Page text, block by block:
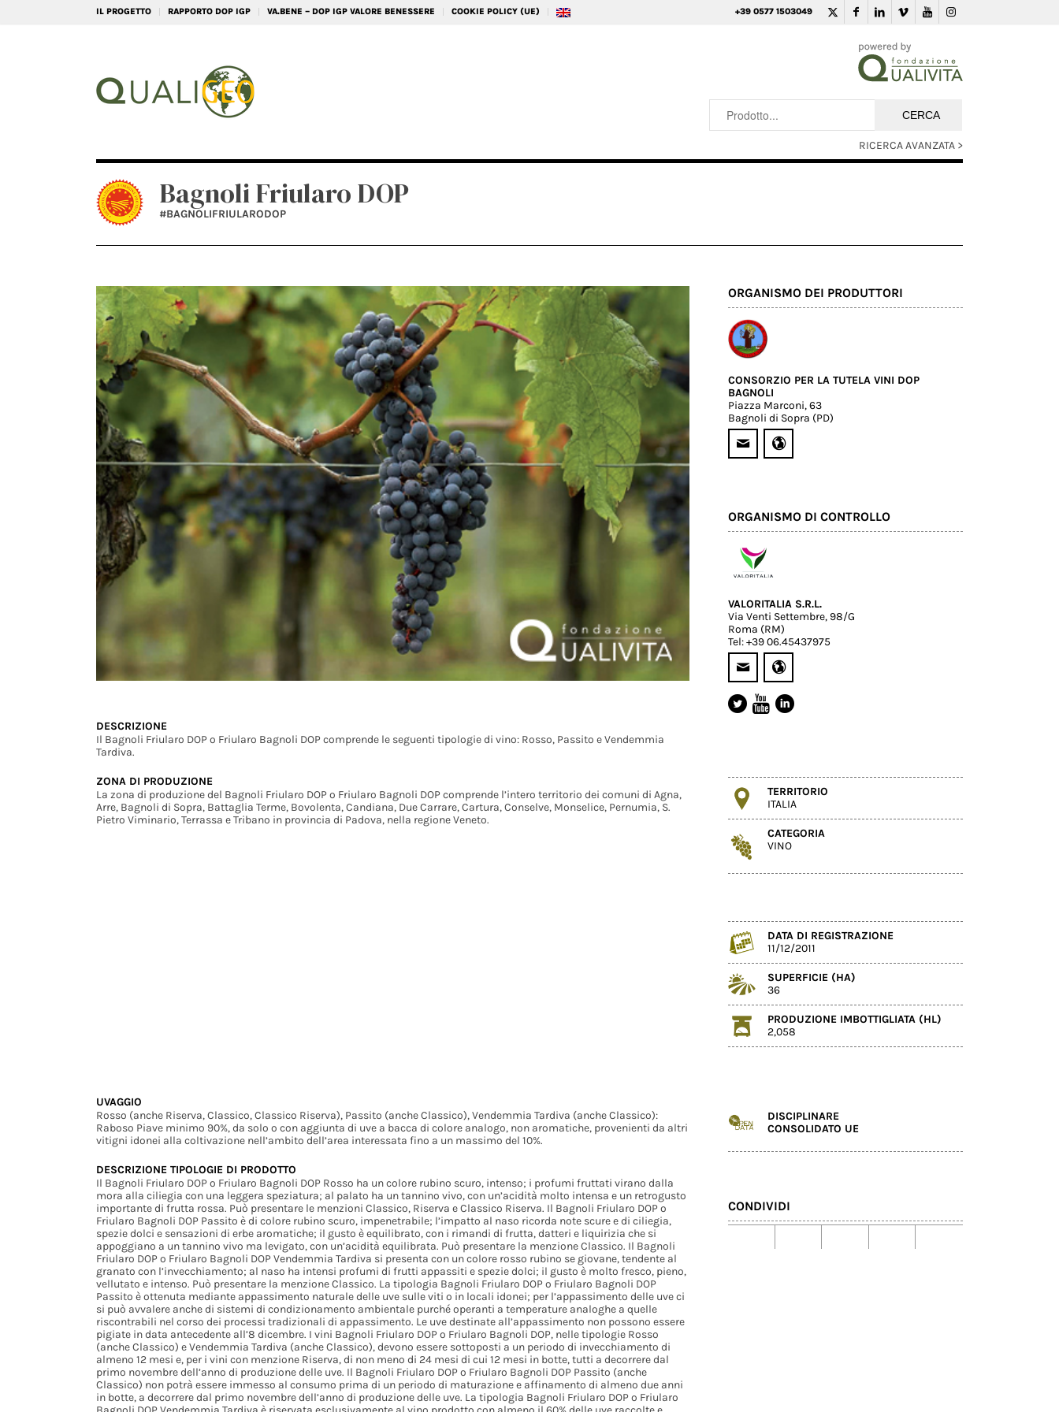
IL PROGETTO RAPPORTO DOP IGP VA.BENE – DOP IGP VALORE BENESSERE COOKIE POLICY (UE) +39 0577 1503049
RICERCA AVANZATA >
Bagnoli Friularo DOP
#BAGNOLIFRIULARODOP
DESCRIZIONE
Il Bagnoli Friularo DOP o Friularo Bagnoli DOP comprende le seguenti tipologie di vino: Rosso, Passito e Vendemmia
Tardiva.
ZONA DI PRODUZIONE
La zona di produzione del Bagnoli Friularo DOP o Friularo Bagnoli DOP comprende l’intero territorio dei comuni di Agna,
Arre, Bagnoli di Sopra, Battaglia Terme, Bovolenta, Candiana, Due Carrare, Cartura, Conselve, Monselice, Pernumia, S.
Pietro Viminario, Terrassa e Tribano in provincia di Padova, nella regione Veneto.
UVAGGIO
Rosso (anche Riserva, Classico, Classico Riserva), Passito (anche Classico), Vendemmia Tardiva (anche Classico):
Raboso Piave minimo 90%, da solo o con aggiunta di uve a bacca di colore analogo, non aromatiche, provenienti da altri
vitigni idonei alla coltivazione nell’ambito dell’area interessata fino a un massimo del 10%.
DESCRIZIONE TIPOLOGIE DI PRODOTTO
Il Bagnoli Friularo DOP o Friularo Bagnoli DOP Rosso ha un colore rubino scuro, intenso; i profumi fruttati virano dalla
mora alla ciliegia con una leggera speziatura; al palato ha un tannino vivo, con un’acidità molto intensa e un retrogusto
importante di frutta rossa. Può presentare le menzioni Classico, Riserva e Classico Riserva. Il Bagnoli Friularo DOP o
Friularo Bagnoli DOP Passito è di colore rubino scuro, impenetrabile; l’impatto al naso ricorda note scure e di ciliegia,
spezie dolci e sensazioni di erbe aromatiche; il gusto è equilibrato, con i rimandi di frutta, datteri e liquirizia che si
appoggiano a un tannino vivo ma levigato, con un’acidità equilibrata. Può presentare la menzione Classico. Il Bagnoli
Friularo DOP o Friularo Bagnoli DOP Vendemmia Tardiva si presenta con un colore rosso rubino se giovane, tendente al
granato con l’invecchiamento; al naso ha intensi profumi di frutti appassiti e spezie dolci; il gusto è molto fresco, pieno,
vellutato e intenso. Può presentare la menzione Classico. La tipologia Bagnoli Friularo DOP o Friularo Bagnoli DOP
Passito è ottenuta mediante appassimento naturale delle uve sulle viti o in locali idonei; per l’appassimento delle uve ci
si può avvalere anche di sistemi di condizionamento ambientale purché operanti a temperature analoghe a quelle
riscontrabili nel corso dei processi tradizionali di appassimento. Le uve destinate all’appassimento non possono essere
pigiate in data antecedente all’8 dicembre. I vini Bagnoli Friularo DOP o Friularo Bagnoli DOP, nelle tipologie Rosso
(anche Classico) e Vendemmia Tardiva (anche Classico), devono essere sottoposti a un periodo di invecchiamento di
almeno 12 mesi e, per i vini con menzione Riserva, di non meno di 24 mesi di cui 12 mesi in botte, tutti a decorrere dal
primo novembre dell’anno di produzione delle uve. Il Bagnoli Friularo DOP o Friularo Bagnoli DOP Passito (anche
Classico) non potrà essere immesso al consumo prima di un periodo di maturazione e affinamento di almeno due anni
in botte, a decorrere dal primo novembre dell’anno di produzione delle uve. La tipologia Bagnoli Friularo DOP o Friularo
ORGANISMO DEI PRODUTTORI
CONSORZIO PER LA TUTELA VINI DOP
BAGNOLI
Piazza Marconi, 63
Bagnoli di Sopra (PD)
ORGANISMO DI CONTROLLO
VALORITALIA S.R.L.
Via Venti Settembre, 98/G
Roma (RM)
Tel: +39 06.45437975
TERRITORIO
ITALIA
CATEGORIA
VINO
DATA DI REGISTRAZIONE
11/12/2011
SUPERFICIE (HA)
36
PRODUZIONE IMBOTTIGLIATA (HL)
2,058
DISCIPLINARE
CONSOLIDATO UE
CONDIVIDI